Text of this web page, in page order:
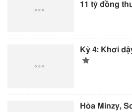
11 tỷ đồng
Kỳ 4: Khơi
Hòa Minzy,